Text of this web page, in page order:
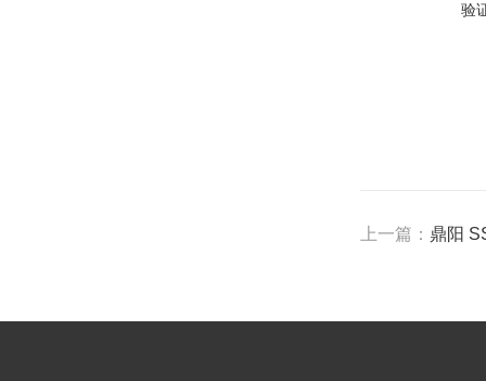
验
上一篇： 鼎阳